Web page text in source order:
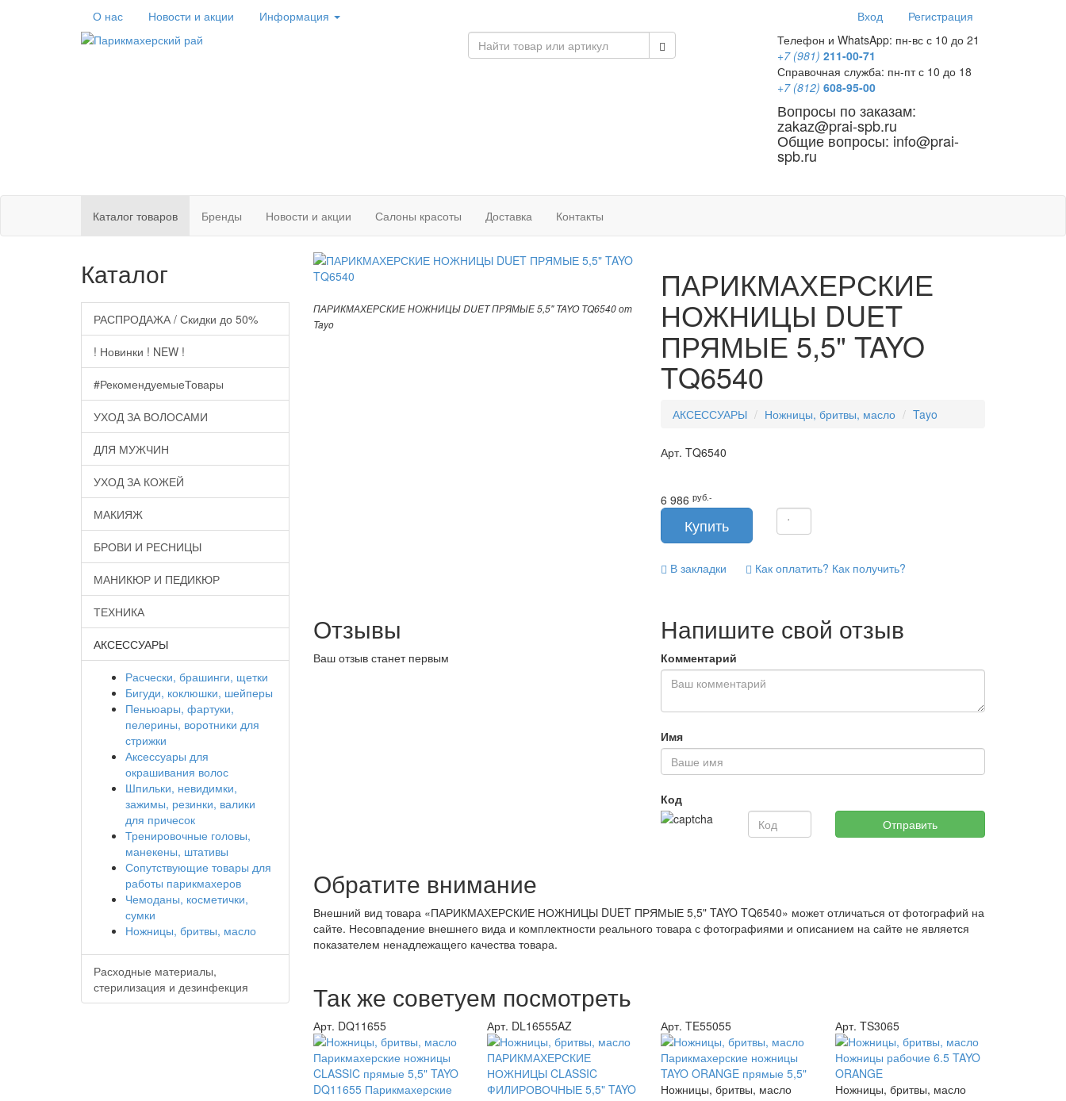
О нас Новости и акции Информация Вход
Регистрация
Телефон и WhatsApp: пн-вс с 10 до 21
+7 (981) 211-00-71
Справочная служба: пн-пт с 10 до 18
+7 (812) 608-95-00
Вопросы по заказам:
zakaz@prai-spb.ru
Общие вопросы: info@prai-
spb.ru
Каталог товаров Бренды Новости и акции Салоны красоты Доставка Контакты
ПАРИКМАХЕРСКИЕ НОЖНИЦЫ DUET ПРЯМЫЕ 5,5" TAYO TQ6540 от
Tayo
ПАРИКМАХЕРСКИЕ
НОЖНИЦЫ DUET
ПРЯМЫЕ 5,5" TAYO
TQ6540
АКСЕССУАРЫ Ножницы, бритвы, масло Tayo
Арт.TQ6540
6 986руб.-
В закладки Как оплатить? Как получить?
Отзывы
Ваш отзыв станет первым
Напишите свой отзыв
Комментарий
Имя
Код
Обратите внимание
Внешний вид товара «ПАРИКМАХЕРСКИЕ НОЖНИЦЫ DUET ПРЯМЫЕ 5,5" TAYO TQ6540» может отличаться от фотографий на
сайте. Несовпадение внешнего вида и комплектности реального товара с фотографиями и описанием на сайте не является
показателем ненадлежащего качества товара.
Так же советуем посмотреть
Арт. DQ11655 Арт. DL16555AZ Арт. TE55055
Ножницы, бритвы, масло
Арт. TS3065
Ножницы, бритвы, масло
Каталог
РАСПРОДАЖА / Скидки до 50%
! Новинки ! NEW !
#РекомендуемыеТовары
УХОД ЗА ВОЛОСАМИ
ДЛЯ МУЖЧИН
УХОД ЗА КОЖЕЙ
МАКИЯЖ
БРОВИ И РЕСНИЦЫ
МАНИКЮР И ПЕДИКЮР
ТЕХНИКА
АКСЕССУАРЫ
Расчески, брашинги, щетки
Бигуди, коклюшки, шейперы
Пеньюары, фартуки,
пелерины, воротники для
стрижки
Аксессуары для
окрашивания волос
Шпильки, невидимки,
зажимы, резинки, валики
для причесок
Тренировочные головы,
манекены, штативы
Сопутствующие товары для
работы парикмахеров
Чемоданы, косметички,
сумки
Ножницы, бритвы, масло
Расходные материалы,
стерилизация и дезинфекция